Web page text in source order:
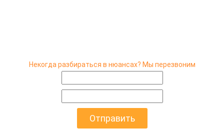
Некогда разбираться в нюансах? Мы перезвоним